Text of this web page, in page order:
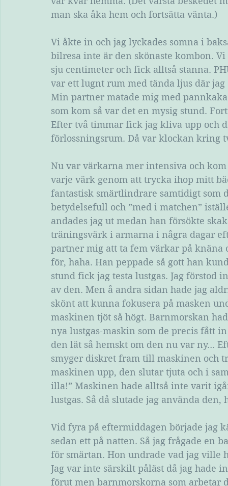
man ska åka hem och fortsätta vänta.)
Vi åkte in och jag lyckades somna i
bilresa inte är den skönaste kombon.
sju centimeter och fick alltså stanna.
var ett lugnt rum med tända ljus där
Min partner matade mig med
som kom så var det en mysig stund.
Efter två timmar fick jag kliva upp och
förlossningsrum. Då var klockan kring
Nu var värkarna mer intensiva och
varje värk genom att trycka ihop mitt
fantastisk smärtlindrare samtidigt
betydelsefull och ”med i matchen”
andades jag ut medan han försökte
träningsvärk i armarna i några dagar
partner mig att ta fem värkar på
för, haha. Han peppade så gott han
stund fick jag testa lustgas. Jag
av den. Men å andra sidan hade jag
skönt att kunna fokusera på masken
maskinen tjöt så högt. Barnmorskan
nya lustgas-maskin som de precis fått
den lät så hemskt om den nu var ny…
smyger diskret fram till maskinen och
maskinen upp, den slutar tjuta och i
illa!” Maskinen hade alltså inte varit
lustgas. Så då slutade jag använda den,
Vid fyra på eftermiddagen började jag
sedan ett på natten. Så jag frågade en
för smärtan. Hon undrade vad jag ville
Jag var inte särskilt påläst då jag hade
förut men barnmorskorna som arbetar